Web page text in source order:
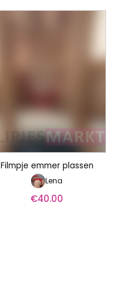
Filmpje emmer plassen
Lena
€40.00